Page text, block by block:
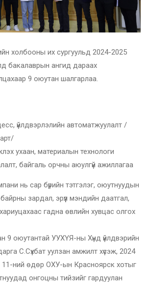
холбооны их сургуульд 2024-2025
бакалаврын ангид дараах
9 оюутан шалгарлаа.
үйлдвэрлэлийн автоматжуулалт /
ухаан, материалын технологи
байгаль орчны аюулгүй ажиллагаа
нь сар бүрийн тэтгэлэг, оюутнуудын
зардал, эрүүл мэндийн даатгал,
гадна өвлийн хувцас олгох
9 оюутантай УУХҮЯ-ны Хүнд үйлдвэрийн
С.Сүхбат уулзан амжилт хүсэж, 2024
11-ний өдөр ОХУ-ын Красноярск хотыг
онгоцны тийзийг гардуулан